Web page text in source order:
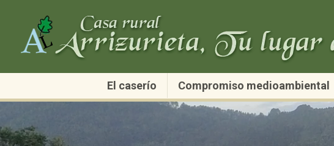
El caserío Compromiso medioambiental